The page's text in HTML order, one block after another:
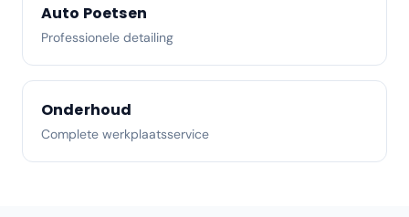
Auto Poetsen
Professionele detailing
Onderhoud
Complete werkplaatsservice